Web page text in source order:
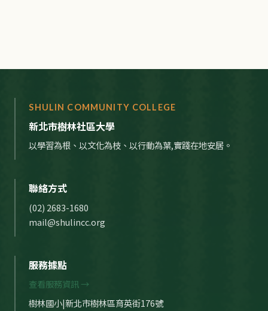
SHULIN COMMUNITY COLLEGE
新北市樹林社區大學
以學習為根、以文化為枝、以行動為葉,實踐在地安居。
聯絡方式
(02) 2683-1680
mail@shulincc.org
服務據點
查看服務資訊 →
樹林國小|新北市樹林區育英街176號